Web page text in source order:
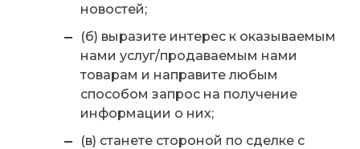
новостей;
(б) выразите интерес к оказываемым
нами услуг/продаваемым нами
товарам и направите любым
способом запрос на получение
информации о них;
(в) станете стороной по сделке с